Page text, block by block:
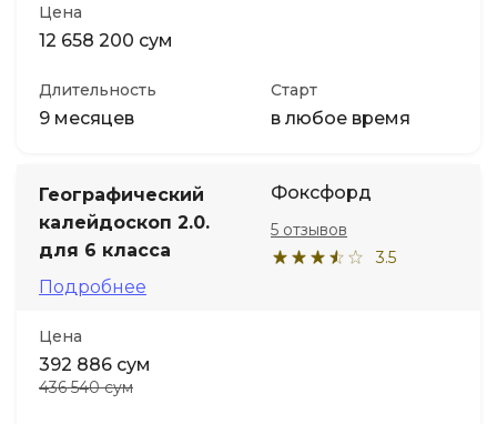
Цена
12 658 200 сум
Длительность
9 месяцев
Старт
в любое время
Географический
калейдоскоп 2.0.
для 6 класса
Подробнее
Фоксфорд
3.5
5 отзывов
Цена
392 886 сум
436 540 сум